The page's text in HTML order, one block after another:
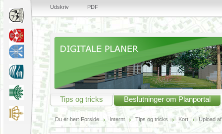
Udskriv PDF
Tips og tricks Beslutninger om Planportal
Du er her: Forside Internt Tips og tricks Kort Upload